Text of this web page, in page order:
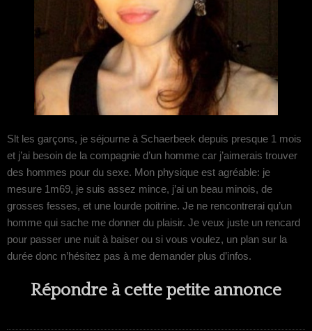
Slt les garçons, je séjourne à Schaerbeek depuis presque 1 mois
et j’ai besoin de la compagnie d’un homme car j’aimerais trouver
des hommes pour du sexe. Mon physique est agréable: je
mesure 1m69, je suis assez mince, j’ai un beau minois, de
grosses fesses, et une lourde poitrine. Je ne rencontrerai qu’un
homme qui sache me donner du plaisir. Je veux juste un rencard
pour passer une nuit à baiser ou si vous voulez, un plan sur la
durée donc n’hésitez pas à me demander plus d’infos.
Répondre à cette petite annonce